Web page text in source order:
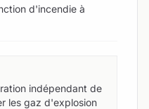
d'incendie à
indépendant de
les gaz d'explosion